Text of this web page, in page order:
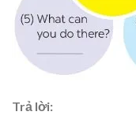
Trả lời: